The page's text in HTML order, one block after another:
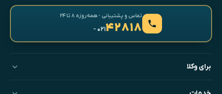
تماس و پشتیبانی · همه‌روزه ۸ تا ۲۴
۴۲۸۱۸- ۰۲۱
برای وکلا